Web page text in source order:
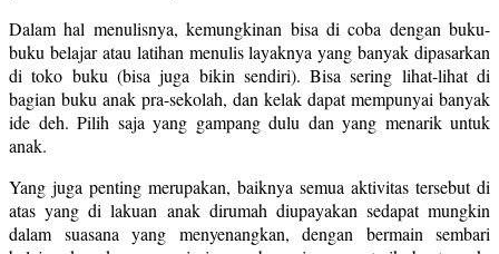
Dalam hal menulisnya, kemungkinan bisa di coba dengan buku-
buku belajar atau latihan menulis layaknya yang banyak dipasarkan
di toko buku (bisa juga bikin sendiri). Bisa sering lihat-lihat di
bagian buku anak pra-sekolah, dan kelak dapat mempunyai banyak
ide deh. Pilih saja yang gampang dulu dan yang menarik untuk
anak.
Yang juga penting merupakan, baiknya semua aktivitas tersebut di
atas yang di lakuan anak dirumah diupayakan sedapat mungkin
dalam suasana yang menyenangkan, dengan bermain sembari